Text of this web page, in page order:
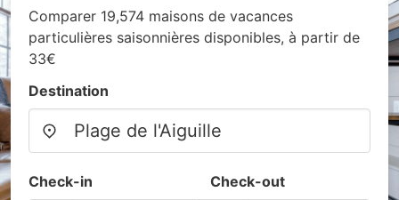
Comparer 19,574 maisons de vacances
particulières saisonnières disponibles, à partir de
33€
Destination
Check-in Check-out